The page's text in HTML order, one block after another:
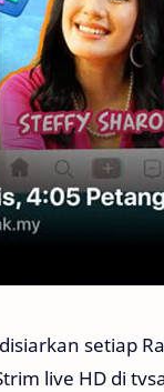
setiap
live HD di